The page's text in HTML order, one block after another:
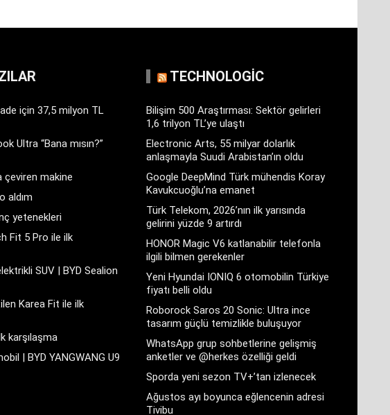
için 37,5 milyon TL
Ultra “Bana mısın?”
çeviren makine
aldım
yetenekleri
Fit 5 Pro ile ilk
SUV | BYD Sealion
Karea Fit ile ilk
karşılaşma
| BYD YANGWANG U9
TECHNOLOGIC
Bilişim 500 Araştırması: Sektör gelirleri
1,6 trilyon TL’ye ulaştı
Electronic Arts, 55 milyar dolarlık
anlaşmayla Suudi Arabistan’ın oldu
Google DeepMind Türk mühendis Koray
Kavukcuoğlu’na emanet
Türk Telekom, 2026’nın ilk yarısında
gelirini yüzde 9 artırdı
HONOR Magic V6 katlanabilir telefonla
ilgili bilmen gerekenler
Yeni Hyundai IONIQ 6 otomobilin Türkiye
fiyatı belli oldu
Roborock Saros 20 Sonic: Ultra ince
tasarım güçlü temizlikle buluşuyor
WhatsApp grup sohbetlerine gelişmiş
anketler ve @herkes özelliği geldi
Sporda yeni sezon TV+’tan izlenecek
Ağustos ayı boyunca eğlencenin adresi
Tivibu